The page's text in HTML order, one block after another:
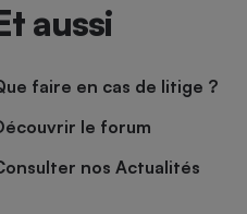
aussi
faire en cas de litige ?
le forum
nos Actualités